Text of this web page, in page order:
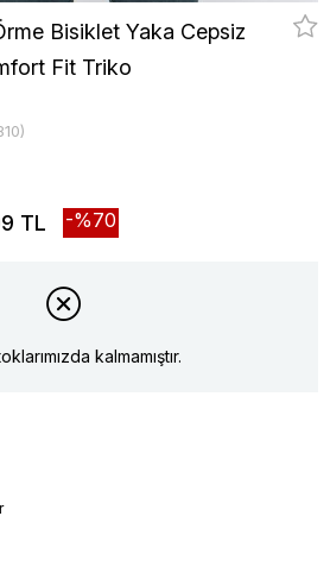
Bisiklet Yaka Cepsiz
Fit Triko
TL 70
kalmamıştır.